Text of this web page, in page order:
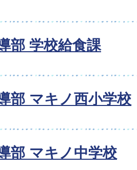
部 学校給食課
部 マキノ西小学校
部 マキノ中学校